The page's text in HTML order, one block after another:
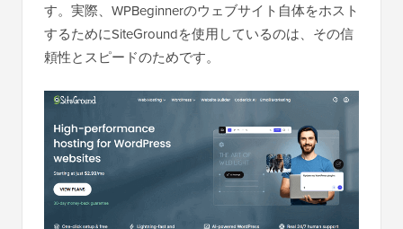
す。実際、WPBeginnerのウェブサイト自体をホスト
するためにSiteGroundを使用しているのは、その信
頼性とスピードのためです。